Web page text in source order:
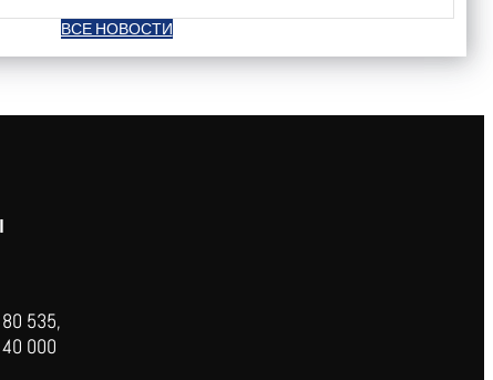
ВСЕ НОВОСТИ
535,
000